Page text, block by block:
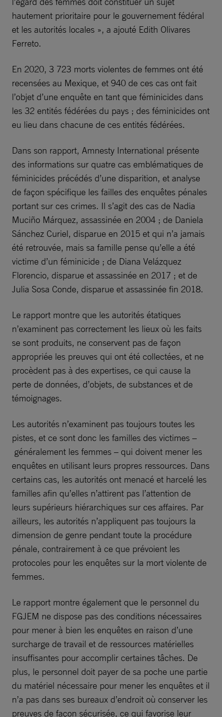
hautement prioritaire pour le gouvernement fédéral
et les autorités locales », a ajouté Edith Olivares
Ferreto.
En 2020, 3 723 morts violentes de femmes ont été
recensées au Mexique, et 940 de ces cas ont fait
l’objet d’une enquête en tant que féminicides dans
les 32 entités fédérées du pays ; des féminicides ont
eu lieu dans chacune de ces entités fédérées.
Dans son rapport, Amnesty International présente
des informations sur quatre cas emblématiques de
féminicides précédés d’une disparition, et analyse
de façon spécifique les failles des enquêtes pénales
portant sur ces crimes. Il s’agit des cas de Nadia
Muciño Márquez, assassinée en 2004 ; de Daniela
Sánchez Curiel, disparue en 2015 et qui n’a jamais
été retrouvée, mais sa famille pense qu’elle a été
victime d’un féminicide ; de Diana Velázquez
Florencio, disparue et assassinée en 2017 ; et de
Julia Sosa Conde, disparue et assassinée fin 2018.
Le rapport montre que les autorités étatiques
n’examinent pas correctement les lieux où les faits
se sont produits, ne conservent pas de façon
appropriée les preuves qui ont été collectées, et ne
procèdent pas à des expertises, ce qui cause la
perte de données, d’objets, de substances et de
témoignages.
Les autorités n’examinent pas toujours toutes les
pistes, et ce sont donc les familles des victimes –
généralement les femmes – qui doivent mener les
enquêtes en utilisant leurs propres ressources. Dans
certains cas, les autorités ont menacé et harcelé les
familles afin qu’elles n’attirent pas l’attention de
leurs supérieurs hiérarchiques sur ces affaires. Par
ailleurs, les autorités n’appliquent pas toujours la
dimension de genre pendant toute la procédure
pénale, contrairement à ce que prévoient les
protocoles pour les enquêtes sur la mort violente de
femmes.
Le rapport montre également que le personnel du
FGJEM ne dispose pas des conditions nécessaires
pour mener à bien les enquêtes en raison d’une
surcharge de travail et de ressources matérielles
insuffisantes pour accomplir certaines tâches. De
plus, le personnel doit payer de sa poche une partie
du matériel nécessaire pour mener les enquêtes et il
n’a pas dans ses bureaux d’endroit où conserver les
preuves de façon sécurisée, ce qui favorise leur